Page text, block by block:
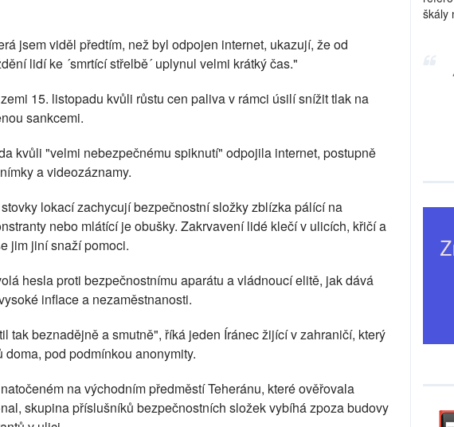
jsem viděl předtím, než byl odpojen internet, ukazují, že od
lidí ke ´smrtící střelbě´ uplynul velmi krátký čas."
15. listopadu kvůli růstu cen paliva v rámci úsilí snížit tlak na
sankcemi.
kvůli "velmi nebezpečnému spiknutí" odpojila internet, postupně
a videozáznamy.
lokací zachycují bezpečnostní složky zblízka pálící na
nebo mlátící je obušky. Zakrvavení lidé klečí v ulicích, křičí a
jim jiní snaží pomoci.
hesla proti bezpečnostnímu aparátu a vládnoucí elitě, jak dává
inflace a nezaměstnanosti.
tak beznadějně a smutně", říká jeden Íránec žijící v zahraničí, který
doma, pod podmínkou anonymity.
na východním předměstí Teheránu, které ověřovala
skupina příslušníků bezpečnostních složek vybíhá zpoza budovy
škály